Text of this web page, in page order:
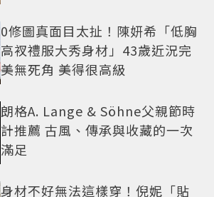
0修圖真面目太扯！陳妍希「低胸
高衩禮服大秀身材」43歲近況完
美無死角 美得很高級
朗格A. Lange & Söhne父親節時
計推薦 古風、傳承與收藏的一次
滿足
身材不好無法這樣穿！倪妮「貼